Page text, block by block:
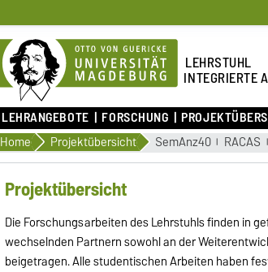
LEHRSTUHL
INTEGRIERTE
LEHRANGEBOTE FORSCHUNG
Home Projektübersicht SemAnz40 RACAS
Projektübersicht
Die Forschungsarbeiten des Lehrstuhls finden in
wechselnden Partnern sowohl an der
beigetragen. Alle studentischen Arbeiten haben